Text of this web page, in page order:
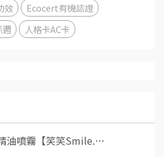
效
Ecocert有機認證
週 人格卡AC卡
油噴霧【笑笑Smile.⋯